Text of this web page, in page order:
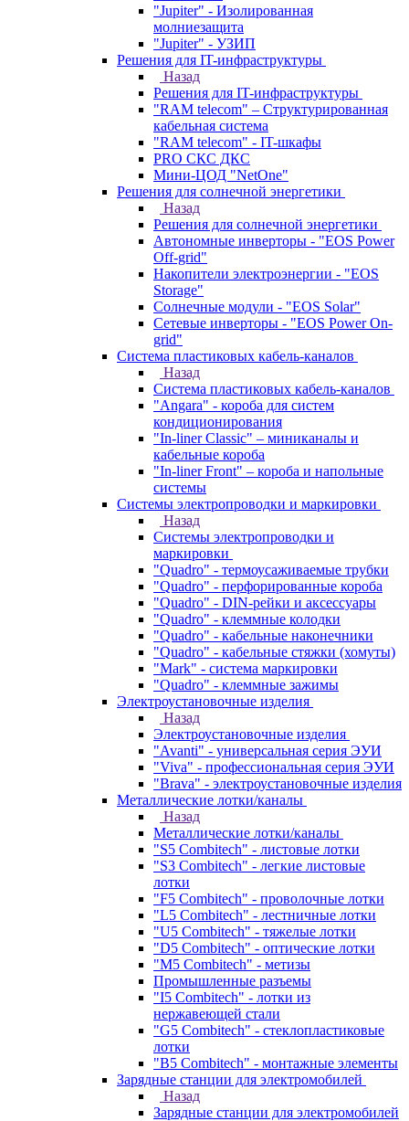
"Jupiter" - Изолированная
молниезащита
"Jupiter" - УЗИП
Решения для IT-инфраструктуры
Назад
Решения для IT-инфраструктуры
"RAM telecom" – Структурированная
кабельная система
"RAM telecom" - IT-шкафы
PRO СКС ДКС
Мини-ЦОД "NetOne"
Решения для солнечной энергетики
Назад
Решения для солнечной энергетики
Автономные инверторы - "EOS Power
Off-grid"
Накопители электроэнергии - "EOS
Storage"
Солнечные модули - "EOS Solar"
Сетевые инверторы - "EOS Power On-
grid"
Система пластиковых кабель-каналов
Назад
Система пластиковых кабель-каналов
"Angara" - короба для систем
кондиционирования
"In-liner Classic" – миниканалы и
кабельные короба
"In-liner Front" – короба и напольные
системы
Системы электропроводки и маркировки
Назад
Системы электропроводки и
маркировки
"Quadro" - термоусаживаемые трубки
"Quadro" - перфорированные короба
"Quadro" - DIN-рейки и аксессуары
"Quadro" - клеммные колодки
"Quadro" - кабельные наконечники
"Quadro" - кабельные стяжки (хомуты)
"Mark" - система маркировки
"Quadro" - клеммные зажимы
Электроустановочные изделия
Назад
Электроустановочные изделия
"Avanti" - универсальная серия ЭУИ
"Viva" - профессиональная серия ЭУИ
"Brava" - электроустановочные изделия
Металлические лотки/каналы
Назад
Металлические лотки/каналы
"S5 Combitech" - листовые лотки
"S3 Combitech" - легкие листовые
лотки
"F5 Combitech" - проволочные лотки
"L5 Combitech" - лестничные лотки
"U5 Combitech" - тяжелые лотки
"D5 Combitech" - оптические лотки
"M5 Combitech" - метизы
Промышленные разъемы
"I5 Combitech" - лотки из
нержавеющей стали
"G5 Combitech" - стеклопластиковые
лотки
"B5 Combitech" - монтажные элементы
Зарядные станции для электромобилей
Назад
Зарядные станции для электромобилей